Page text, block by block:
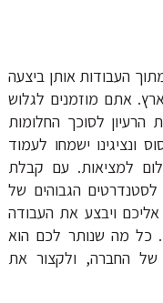
העבודות אותן ביצעה
אתם מוזמנים לגלוש
הרעיון לסוכך החלומות
ונציגינו ישמחו לעמוד
למציאות. עם קבלת
הגבוהים של
אליכם ויבצע את העבודה
כל מה שנותר לכם הוא
החברה, ולקצור את